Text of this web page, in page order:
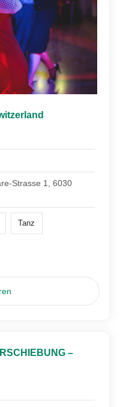
Strasse 1, 6030
Tanz
–